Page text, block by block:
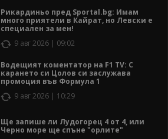
Рикардиньо пред Sportal.bg: Имам
много приятели в Кайрат, но Левски е
специален за мен!
9 авг 2026 | 09:02
Водещият коментатор на F1 TV: С
карането си Цолов си заслужава
промоция във Формула 1
9 авг 2026 | 10:29
Ще запише ли Лудогорец 4 от 4, или
Черно море ще спъне "орлите"